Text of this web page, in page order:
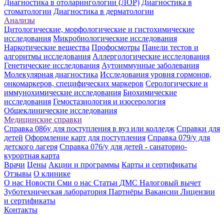
Диагностика в отоларингологии (ЛОР) Диагностика в
стоматологии Диагностика в дерматологии
Анализы
Цитологические, морфологические и гистохимические
исследования Микробиологические исследования
Наркотические вещества Профосмотры Панели тестов и
алгоритмы исследования Аллергологические исследования
Генетические исследования Аутоиммунные заболевания
Молекулярная диагностика Исследования уровня гормонов,
онкомаркеров, специфических маркеров Серологические и
иммунохимические исследования Биохимические
исследования Гемостазиология и изосерология
Общеклинические исследования
Медицинские справки
Справка 086у для поступления в вуз или колледж Справки для
детей Оформление карт для поступления Справка 079/у для
детского лагеря Справка 076/у для детей - санаторно-
курортная карта
Врачи Цены Акции и программы Карты и сертификаты
Отзывы О клинике
О нас Новости Сми о нас Статьи ДМС Налоговый вычет
Зуботехническая лаборатория Партнёры Вакансии Лицензии
и сертификаты
Контакты